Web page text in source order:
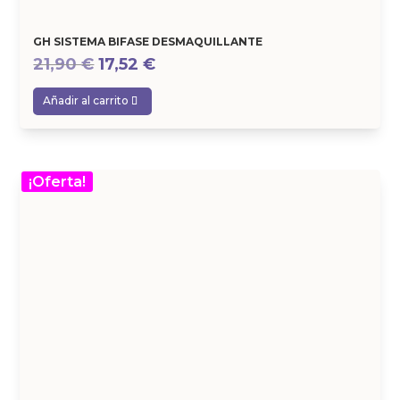
GH SISTEMA BIFASE DESMAQUILLANTE
21,90€ El
precio
original
era:
17,52€El
es:
Añadir al carrito
¡Oferta!